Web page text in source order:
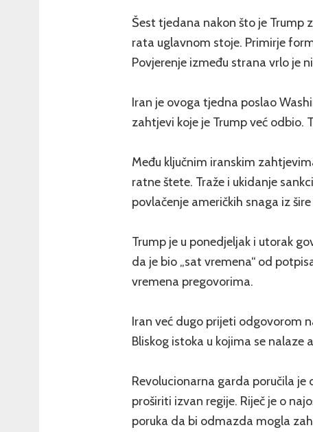
Šest tjedana nakon što je Trump
rata uglavnom stoje. Primirje
Povjerenje između strana vrlo je
Iran je ovoga tjedna poslao
zahtjevi koje je Trump već odbio.
Među ključnim iranskim
ratne štete. Traže i ukidanje
povlačenje američkih snaga iz šire
Trump je u ponedjeljak i utorak
da je bio „sat vremena“ od
vremena pregovorima.
Iran već dugo prijeti odgovorom
Bliskog istoka u kojima se nalaze
Revolucionarna garda poručila je
proširiti izvan regije. Riječ je o
poruka da bi odmazda mogla